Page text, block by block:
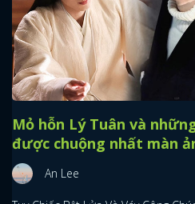
Mỏ hỗn Lý Tuân và
được chuộng nhất màn
An Lee